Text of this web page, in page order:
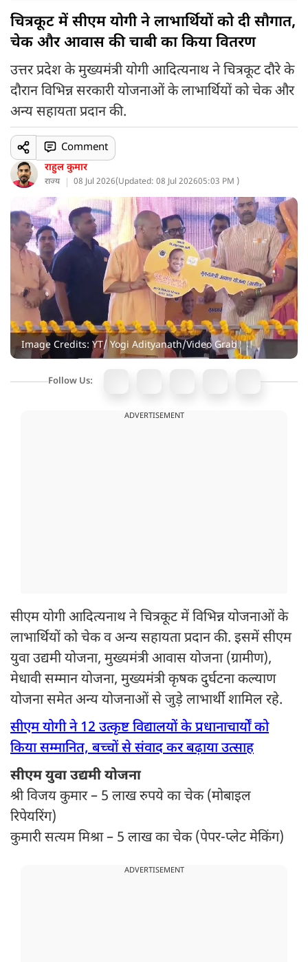
चित्रकूट में सीएम योगी ने लाभार्थियों को दी सौगात,
चेक और आवास की चाबी का किया वितरण
उत्तर प्रदेश के मुख्यमंत्री योगी आदित्यनाथ ने चित्रकूट दौरे के
दौरान विभिन्न सरकारी योजनाओं के लाभार्थियों को चेक और
अन्य सहायता प्रदान की.
राहुल कुमार
राज्य 08 Jul 2026(Updated: 08 Jul 202605:03 PM )
Comment
Image Credits: YT/ Yogi Adityanath/Video Grab
Follow Us:
ADVERTISEMENT
सीएम योगी आदित्यनाथ ने चित्रकूट में विभिन्न योजनाओं के
लाभार्थियों को चेक व अन्य सहायता प्रदान की. इसमें सीएम
युवा उद्यमी योजना, मुख्यमंत्री आवास योजना (ग्रामीण),
मेधावी सम्मान योजना, मुख्यमंत्री कृषक दुर्घटना कल्याण
योजना समेत अन्य योजनाओं से जुड़े लाभार्थी शामिल रहे.
सीएम योगी ने 12 उत्कृष्ट विद्यालयों के प्रधानाचार्यों को
किया सम्मानित, बच्चों से संवाद कर बढ़ाया उत्साह
सीएम युवा उद्यमी योजना
श्री विजय कुमार – 5 लाख रुपये का चेक (मोबाइल
रिपेयरिंग)
कुमारी सत्यम मिश्रा – 5 लाख का चेक (पेपर-प्लेट मेकिंग)
ADVERTISEMENT